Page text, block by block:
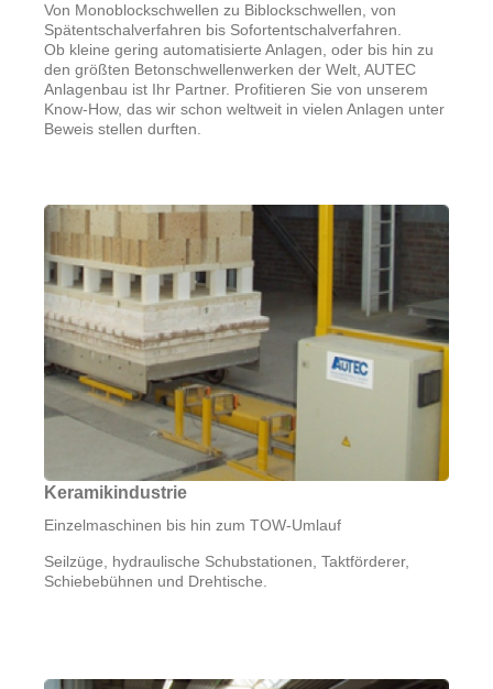
Von Monoblockschwellen zu Biblockschwellen, von
Spätentschalverfahren bis Sofortentschalverfahren.
Ob kleine gering automatisierte Anlagen, oder bis hin zu
den größten Betonschwellenwerken der Welt, AUTEC
Anlagenbau ist Ihr Partner. Profitieren Sie von unserem
Know-How, das wir schon weltweit in vielen Anlagen unter
Beweis stellen durften.
Keramikindustrie
Einzelmaschinen bis hin zum TOW-Umlauf
Seilzüge, hydraulische Schubstationen, Taktförderer,
Schiebebühnen und Drehtische.